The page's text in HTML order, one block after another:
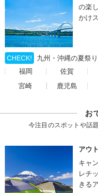
の楽
かけ
CHECK!
九州・沖縄の夏祭
福岡
佐賀
宮崎
鹿児島
お
今注目のスポットや話
アウ
キャ
レチ
きる